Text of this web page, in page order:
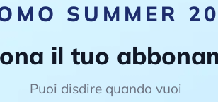
SUMMER
il tuo
Puoi disdire quando vuoi